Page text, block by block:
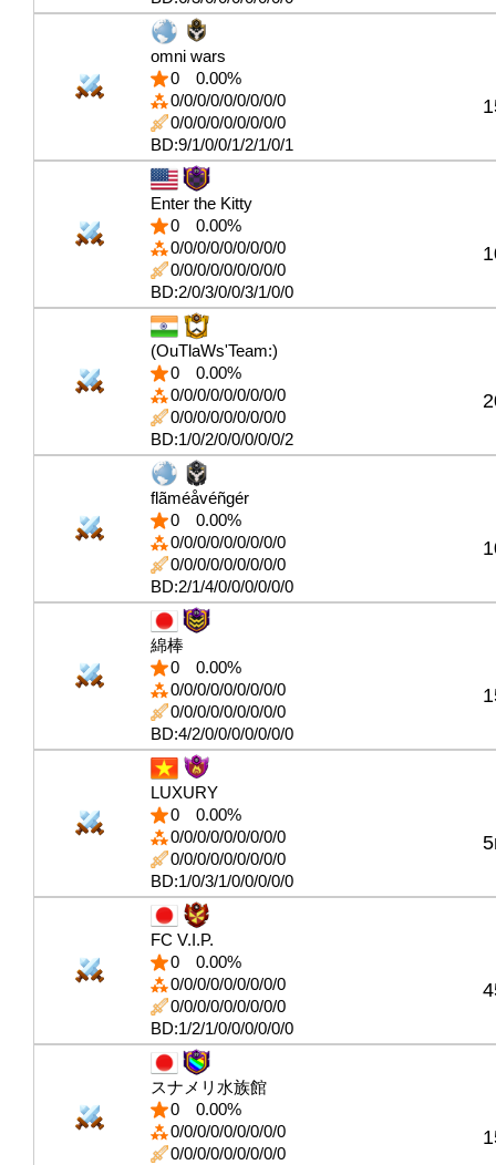
omni wars
0
0.00%
0/0/0/0/0/0/0/0/0
0/0/0/0/0/0/0/0/0
BD:9/1/0/0/1/2/1/0/1
Enter the Kitty
0
0.00%
0/0/0/0/0/0/0/0/0
0/0/0/0/0/0/0/0/0
BD:2/0/3/0/0/3/1/0/0
(OuTlaWs'Team:)
0
0.00%
0/0/0/0/0/0/0/0/0
0/0/0/0/0/0/0/0/0
BD:1/0/2/0/0/0/0/0/2
flãméåvéñgér
0
0.00%
0/0/0/0/0/0/0/0/0
0/0/0/0/0/0/0/0/0
BD:2/1/4/0/0/0/0/0/0
綿棒
0
0.00%
0/0/0/0/0/0/0/0/0
0/0/0/0/0/0/0/0/0
BD:4/2/0/0/0/0/0/0/0
LUXURY
0
0.00%
0/0/0/0/0/0/0/0/0
0/0/0/0/0/0/0/0/0
BD:1/0/3/1/0/0/0/0/0
FC V.I.P.
0
0.00%
0/0/0/0/0/0/0/0/0
0/0/0/0/0/0/0/0/0
BD:1/2/1/0/0/0/0/0/0
スナメリ水族館
0
0.00%
0/0/0/0/0/0/0/0/0
0/0/0/0/0/0/0/0/0